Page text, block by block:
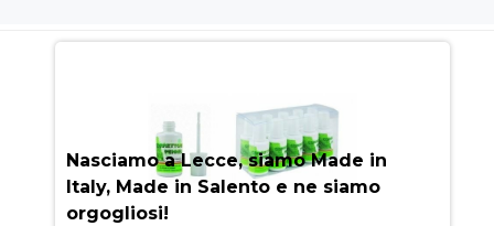
SUCCESSO
Nasciamo a Lecce, siamo Made in
Italy, Made in Salento e ne siamo
orgogliosi!